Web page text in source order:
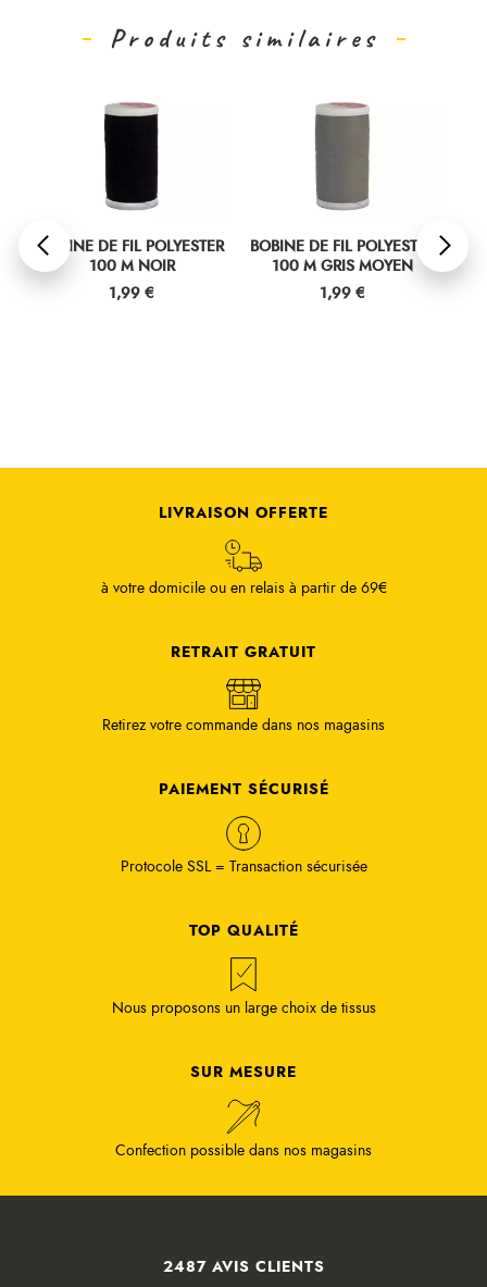
Produits similaires
BOBINE DE FIL POLYESTER
100 M NOIR
Prix
1,99 €
BOBINE DE FIL POLYESTER
100 M GRIS MOYEN
Prix
1,99 €
LIVRAISON OFFERTE
à votre domicile ou en relais à partir de 69€
RETRAIT GRATUIT
Retirez votre commande dans nos magasins
PAIEMENT SÉCURISÉ
Protocole SSL = Transaction sécurisée
TOP QUALITÉ
Nous proposons un large choix de tissus
SUR MESURE
Confection possible dans nos magasins
2487 AVIS CLIENTS